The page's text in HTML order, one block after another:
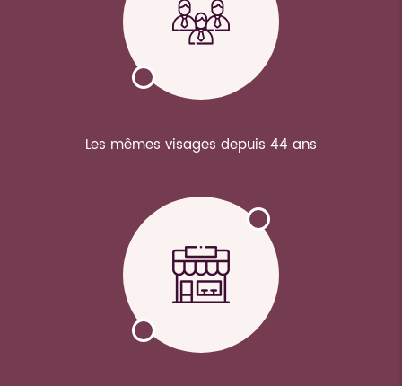
Les mêmes visages depuis 44 ans